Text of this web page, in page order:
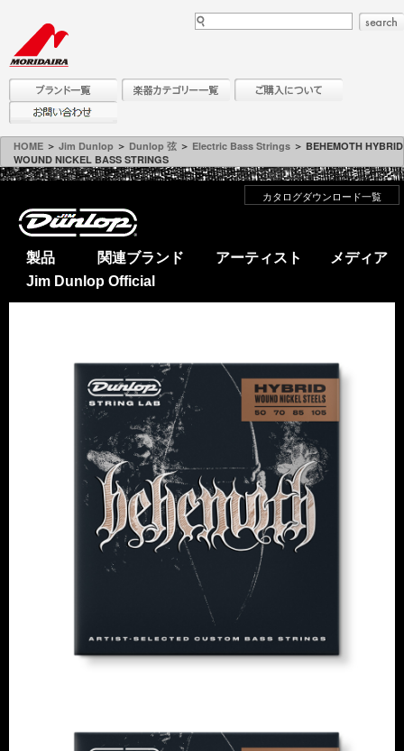
HOME ＞ Jim Dunlop ＞ Dunlop 弦 ＞ Electric Bass Strings ＞ BEHEMOTH HYBRID
WOUND NICKEL BASS STRINGS
カタログダウンロード一覧
製品 関連ブランド アーティスト
メディア
Jim Dunlop Official